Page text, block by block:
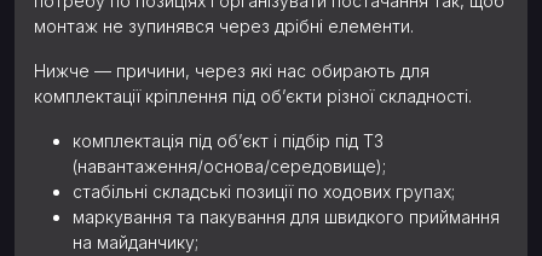
монтаж не зупинявся через дрібні елементи.
Нижче — причини, через які нас обирають для
комплектації кріплення під об’єкти різної складності.
комплектація під об’єкт і підбір під ТЗ
(навантаження/основа/середовище);
стабільні складські позиції по ходових групах;
маркування та пакування для швидкого приймання
на майданчику;